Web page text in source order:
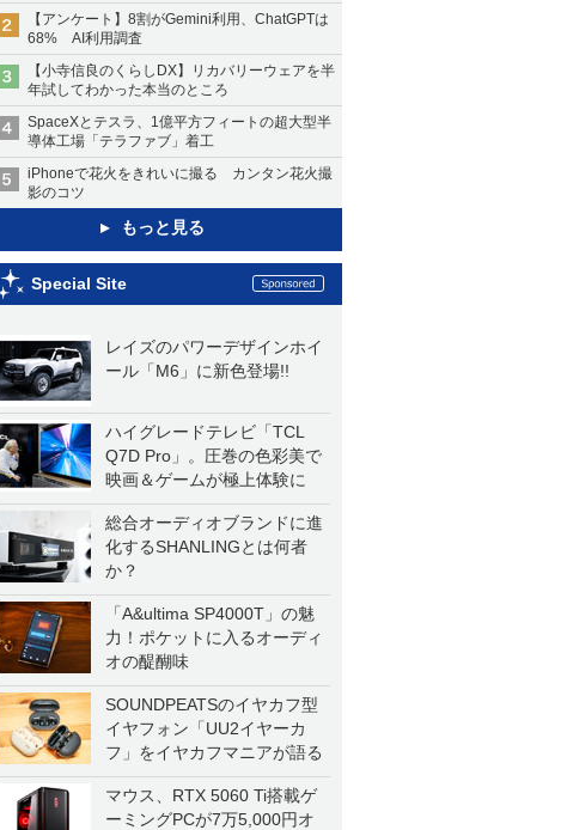
【アンケート】8割がGemini利用、ChatGPTは
68% AI利用調査
【小寺信良のくらしDX】リカバリーウェアを半
年試してわかった本当のところ
SpaceXとテスラ、1億平方フィートの超大型半
導体工場「テラファブ」着工
iPhoneで花火をきれいに撮る カンタン花火撮
影のコツ
もっと見る
Special Site
レイズのパワーデザインホイ
ール「M6」に新色登場!!
ハイグレードテレビ「TCL
Q7D Pro」。圧巻の色彩美で
映画＆ゲームが極上体験に
総合オーディオブランドに進
化するSHANLINGとは何者
か？
「A&ultima SP4000T」の魅
力！ポケットに入るオーディ
オの醍醐味
SOUNDPEATSのイヤカフ型
イヤフォン「UU2イヤーカ
フ」をイヤカフマニアが語る
マウス、RTX 5060 Ti搭載ゲ
ーミングPCが7万5,000円オ